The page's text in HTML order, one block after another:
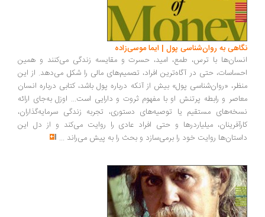
به روان‌شناسی پول | ایما موسی‌زاده
با ترس، طمع، امید، حسرت و مقایسه زندگی می‌کنند و همین
حتی در آگاه‌ترین افراد، تصمیم‌های مالی را شکل می‌دهد. از این
«روان‌شناسی پول» بیش از آنکه درباره پول باشد، کتابی درباره انسان
و رابطه پرتنش او با مفهوم ثروت و دارایی است... اوزل به‌جای ارائه
مستقیم یا توصیه‌های دستوری، تجربه زندگی سرمایه‌گذاران،
میلیاردرها و حتی افراد عادی را روایت می‌کند و از دل این
روایت خود را برمی‌سازد و بحث را به پیش می‌راند ...